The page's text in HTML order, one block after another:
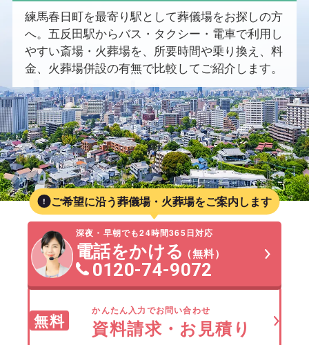
練馬春日町を最寄り駅として葬儀場をお探しの方
へ。五反田駅からバス・タクシー・電車で利用し
やすい斎場・火葬場を、所要時間や乗り換え、料
金、火葬場併設の有無で比較してご紹介します。
ご希望に沿う葬儀場・火葬場をご案内します
深夜・早朝でも24時間365日対応
電話をかける（無料）
0120-74-9072
無料
かんたん入力でお問い合わせ
資料請求・お見積り